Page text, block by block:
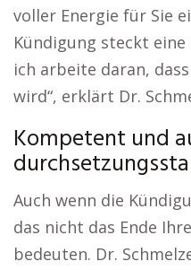
voller Energie für Sie
Kündigung steckt eine
ich arbeite daran,
wird“, erklärt Dr.
Kompetent und
Auch wenn die
das nicht das Ende
bedeuten. Dr.